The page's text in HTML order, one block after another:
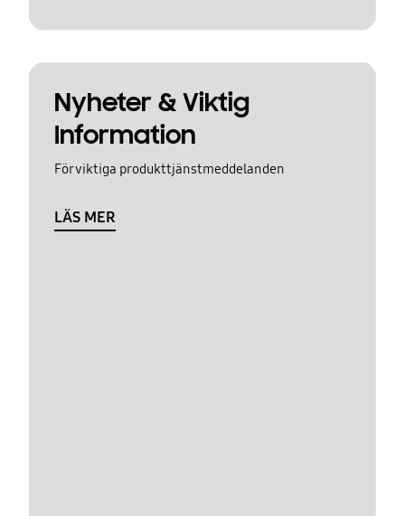
Nyheter & Viktig
Information
För viktiga produkttjänstmeddelanden
LÄS MER